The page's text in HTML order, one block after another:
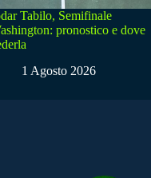
Tabilo, Semifinale
pronostico e dove
1 Agosto 2026